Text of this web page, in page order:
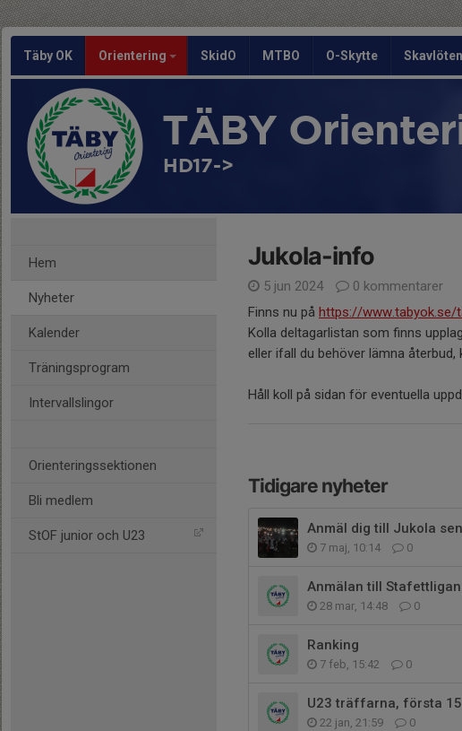
Täby OK Orientering SkidO MTBO O-Skytte Skavlöten
TÄBY
HD17->
Hem
Nyheter
Kalender
Träningsprogram
Intervallslingor
Orienteringssektionen
Bli medlem
StOF junior och U23
Jukola-info
5 jun 2024
0 kommentarer
Finns nu på https://www.tabyok.se/
Kolla deltagarlistan som finns
eller ifall du behöver lämna
Håll koll på sidan för eventuella
Tidigare nyheter
Anmäl dig till Jukola
7 maj, 10:14 0
Anmälan till
28 mar, 14:48 0
Ranking
7 feb, 15:42 0
U23 träffarna, första
22 jan, 21:59 0